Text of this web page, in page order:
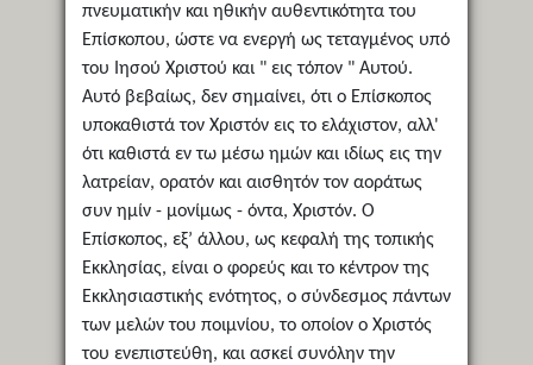
πνευματικήν και ηθικήν αυθεντικότητα του
Επίσκοπου, ώστε να ενεργή ως τεταγμένος υπό
του Ιησού Χριστού και " εις τόπον " Αυτού.
Αυτό βεβαίως, δεν σημαίνει, ότι ο Επίσκοπος
υποκαθιστά τον Χριστόν εις το ελάχιστον, αλλ'
ότι καθιστά εν τω μέσω ημών και ιδίως εις την
λατρείαν, ορατόν και αισθητόν τον αοράτως
συν ημίν - μονίμως - όντα, Χριστόν. Ο
Επίσκοπος, εξ’ άλλου, ως κεφαλή της τοπικής
Εκκλησίας, είναι ο φορεύς και το κέντρον της
Εκκλησιαστικής ενότητος, ο σύνδεσμος πάντων
των μελών του ποιμνίου, το οποίον ο Χριστός
του ενεπιστεύθη, και ασκεί συνόλην την